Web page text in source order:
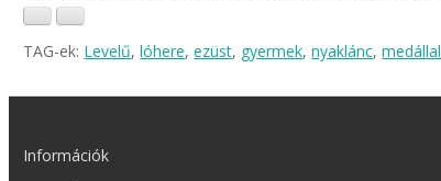
TAG-ek: Levelű,lóhere,ezüst, gyermek,nyaklánc,medállal
Információk